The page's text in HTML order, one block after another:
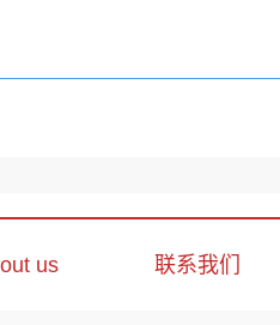
us 联系我们